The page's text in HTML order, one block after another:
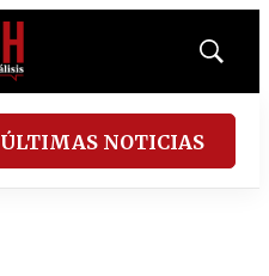
Mostrar
ÚLTIMAS NOTICIAS